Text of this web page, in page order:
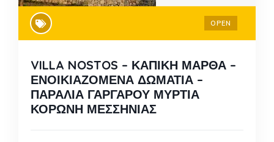
OPEN
VILLA NOSTOS – ΚΑΠΙΚΗ ΜΑΡΘΑ –
ΕΝΟΙΚΙΑΖΟΜΕΝΑ ΔΩΜΑΤΙΑ –
ΠΑΡΑΛΙΑ ΓΑΡΓΑΡΟΥ ΜΥΡΤΙΑ
ΚΟΡΩΝΗ ΜΕΣΣΗΝΙΑΣ